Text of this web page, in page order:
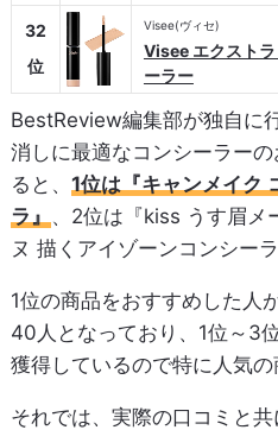
32
位
Visee(ヴィセ)
Visee エクスト
ーラー
BestReview編集部が独自に
消しに最適なコンシーラー
ると、 1位は『キャンメイク
ラ』 、2位は『kiss うす眉メ
ヌ 描くアイゾーンコンシー
1位の商品をおすすめした
40人となっており、1位～3
獲得しているので特に人気の
それでは、実際の口コミと